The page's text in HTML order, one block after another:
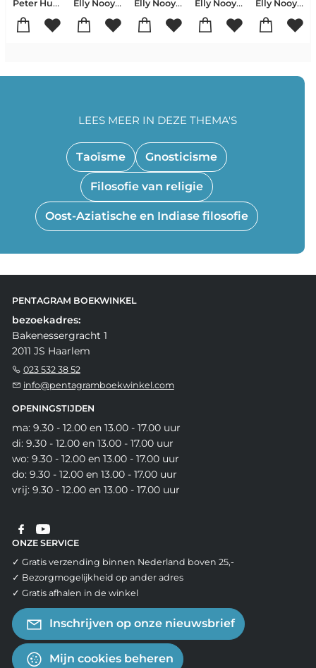
Peter Huijs-Dan Vercammen-Elly Nooyen-Frans Baggen-Yolanda Eikema
Elly Nooyen
Elly Nooyen
Elly Nooyen
Elly Nooyen-Henri Borel
Taoïsme Gnosticisme
Filosofie van religie
Oost-Aziatische en Indiase filosofie
LEES MEER IN DEZE THEMA'S
PENTAGRAM BOEKWINKEL
bezoekadres:
Bakenessergracht 1
2011 JS Haarlem
023 532 38 52
info@pentagramboekwinkel.com
OPENINGSTIJDEN
ma: 9.30 - 12.00 en 13.00 - 17.00 uur
di: 9.30 - 12.00 en 13.00 - 17.00 uur
wo: 9.30 - 12.00 en 13.00 - 17.00 uur
do: 9.30 - 12.00 en 13.00 - 17.00 uur
vrij: 9.30 - 12.00 en 13.00 - 17.00 uur
ONZE SERVICE
✓ Gratis verzending binnen Nederland boven 25,-
✓ Bezorgmogelijkheid op ander adres
✓ Gratis afhalen in de winkel
Inschrijven op onze nieuwsbrief
Mijn cookies beheren